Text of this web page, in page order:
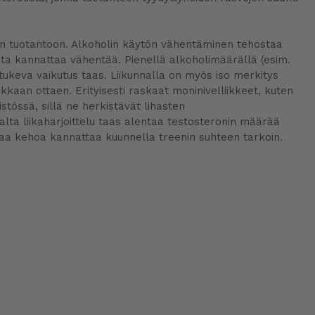
tuotantoon. Alkoholin käytön vähentäminen tehostaa
kannattaa vähentää. Pienellä alkoholimäärällä (esim.
vaikutus taas. Liikunnalla on myös iso merkitys
ottaen. Erityisesti raskaat moninivelliikkeet, kuten
sillä ne herkistävät lihasten
liikaharjoittelu taas alentaa testosteronin määrää
kehoa kannattaa kuunnella treenin suhteen tarkoin.